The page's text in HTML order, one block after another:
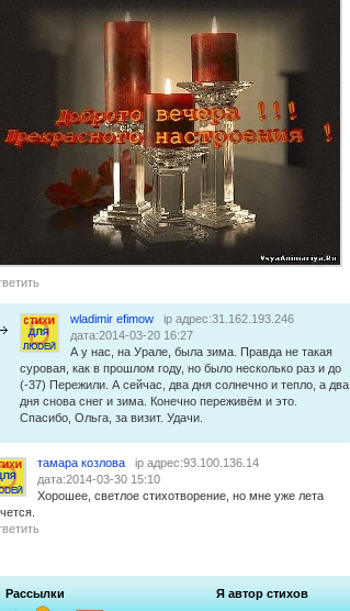
wladimir efimow
ip адрес:31.162.193.246
дата:2014-03-20 16:27
А у нас, на Урале, была зима. Правда не такая
суровая, как в прошлом году, но было несколько раз и до
(-37) Пережили. А сейчас, два дня солнечно и тепло, а два
дня снова снег и зима. Конечно переживём и это.
Спасибо, Ольга, за визит. Удачи.
тамара козлова
ip адрес:93.100.136.14
дата:2014-03-30 15:10
Хорошее, светлое стихотворение, но мне уже лета
Рассылки Я автор стихов